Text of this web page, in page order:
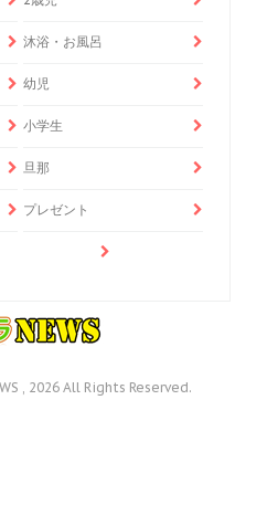
沐浴・お風呂
幼児
小学生
旦那
プレゼント
, 2026 All Rights Reserved.